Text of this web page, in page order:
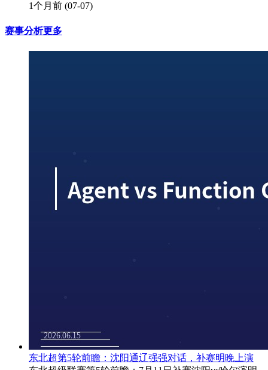
1个月前 (07-07)
赛事分析更多
东北超第5轮前瞻：沈阳通辽强强对话，补赛明晚上演